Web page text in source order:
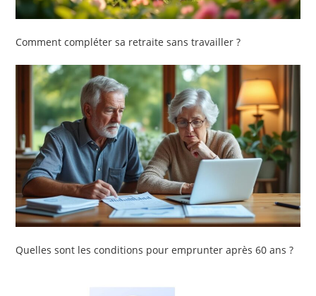
Comment compléter sa retraite sans travailler ?
Quelles sont les conditions pour emprunter après 60 ans ?